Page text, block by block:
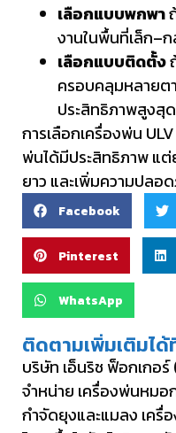
เลือกแบบพกพา
งานในพื้นที่เล็ก–
เลือกแบบติดตั้ง
ครอบคลุมหลายต
ประสิทธิภาพสูงสุด
การเลือกเครื่องพ่น
พ่นได้มีประสิทธิภาพ แต่
ยาว และเพิ่มความปลอ
Facebook
Pinterest
WhatsApp
ติดตามเพิ่มเติมได้
บริษัท เอ็นริช ฟ็อกเกอร์
จำหน่าย เครื่องพ่นหมอ
กำจัดยุงและแมลง เครื่